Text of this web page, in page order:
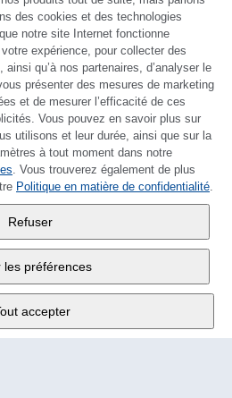
Neuenegg
9:00 - 12:00 h
+4131 377 21 11
des cookies et des technologies
notre site Internet fonctionne
expérience, pour collecter des
qu’à nos partenaires, d’analyser le
présenter des mesures de marketing
et de mesurer l’efficacité de ces
Vous pouvez en savoir plus sur
utilisons et leur durée, ainsi que sur la
à tout moment dans notre
. Vous trouverez également de plus
Politique en matière de confidentialité.
Refuser
les préférences
accepter